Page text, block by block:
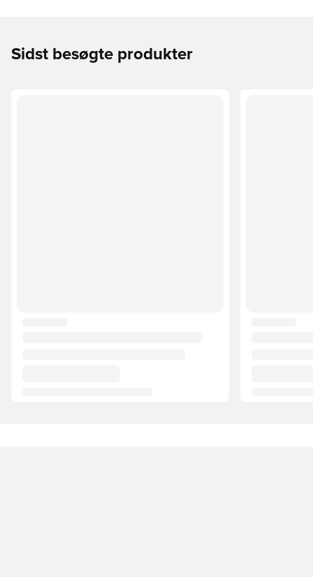
Sidst besøgte produkter